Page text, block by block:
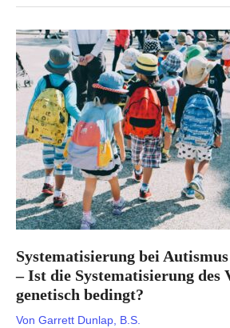
erythematodes
2021)
–
Ist
SLE
genetisch
bedingt?
Systematisierung bei
– Ist die Systematisierung des
genetisch bedingt?
Von Garrett Dunlap, B.S.